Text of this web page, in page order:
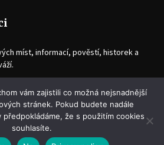
míst, informací, pověstí, historek a
vám zajistili co možná nejsnadnější
stránek. Pokud budete nadále
že s použitím cookies
souhlasíte.